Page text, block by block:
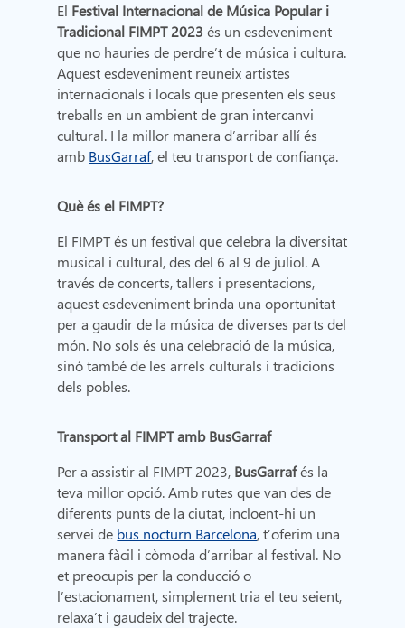
El Festival Internacional de Música Popular i
Tradicional FIMPT 2023és un esdeveniment
que no hauries de perdre’t de música i cultura.
Aquest esdeveniment reuneix artistes
internacionals i locals que presenten els seus
treballs en un ambient de gran intercanvi
cultural. I la millor manera d’arribar allí és
amb BusGarraf, el teu transport de confiança.
Què és el FIMPT?
El FIMPT és un festival que celebra la diversitat
musical i cultural, des del 6 al 9 de juliol. A
través de concerts, tallers i presentacions,
aquest esdeveniment brinda una oportunitat
per a gaudir de la música de diverses parts del
món. No sols és una celebració de la música,
sinó també de les arrels culturals i tradicions
dels pobles.
Transport al FIMPT amb BusGarraf
Per a assistir al FIMPT 2023, BusGarrafés la
teva millor opció. Amb rutes que van des de
diferents punts de la ciutat, incloent-hi un
servei de bus nocturn Barcelona, t’oferim una
manera fàcil i còmoda d’arribar al festival. No
et preocupis per la conducció o
l’estacionament, simplement tria el teu seient,
relaxa’t i gaudeix del trajecte.